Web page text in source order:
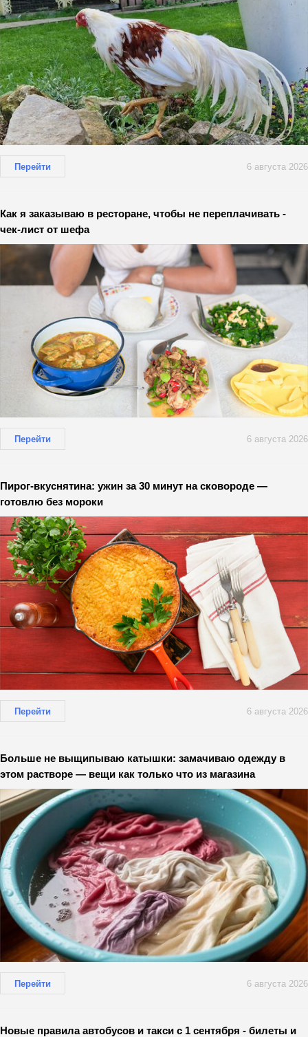
Перейти 6 августа 2026
Как я заказываю в ресторане, чтобы не переплачивать -
чек-лист от шефа
Перейти 6 августа 2026
Пирог-вкуснятина: ужин за 30 минут на сковороде —
готовлю без мороки
Перейти 6 августа 2026
Больше не выщипываю катышки: замачиваю одежду в
этом растворе — вещи как только что из магазина
Перейти 6 августа 2026
Новые правила автобусов и такси с 1 сентября - билеты и